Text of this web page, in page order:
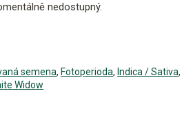
nedostupný.
semena, Fotoperioda, Indica / Sativa,
Widow